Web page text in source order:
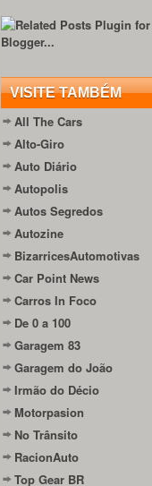
VISITE TAMBÉM
All The Cars
Alto-Giro
Auto Diário
Autopolis
Autos Segredos
Autozine
BizarricesAutomotivas
Car Point News
Carros In Foco
De 0 a 100
Garagem 83
Garagem do João
Irmão do Décio
Motorpasion
No Trânsito
RacionAuto
Top Gear BR